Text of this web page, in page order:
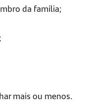
da família;
mais ou menos.